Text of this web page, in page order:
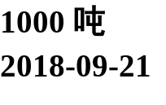
1000 吨
2018-09-21